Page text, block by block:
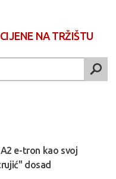
NA TRŽIŠTU
e-tron kao svoj
dosad